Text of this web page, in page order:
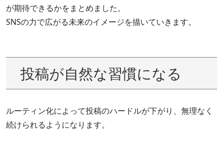
が期待できるかをまとめました。
SNSの力で広がる未来のイメージを描いていきます。
投稿が自然な習慣になる
ルーティン化によって投稿のハードルが下がり、無理なく
続けられるようになります。